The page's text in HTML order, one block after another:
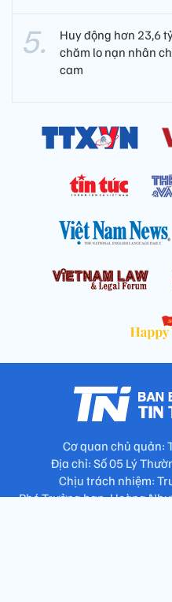
Huy động hơn 23,6
chăm lo nạn nhân
cam
Cơ quan chủ quản:
Địa chỉ: Số 05 Lý
Chịu trách nhiệm:
Phó Trưởng ban: Hoàng